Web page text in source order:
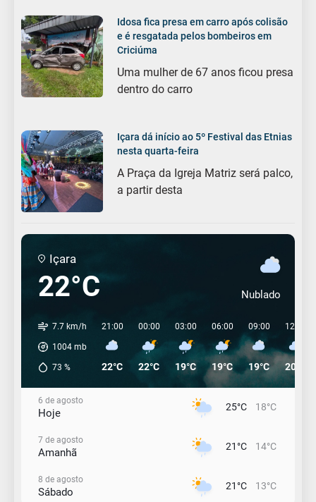
Idosa fica presa em carro após colisão
e é resgatada pelos bombeiros em
Criciúma
Uma mulher de 67 anos ficou presa
dentro do carro
Içara dá início ao 5º Festival das Etnias
nesta quarta-feira
A Praça da Igreja Matriz será palco,
a partir desta
Içara
22°C Nublado
7.7 km/h
1004 mb
73 %
21:00
22°C
00:00
22°C
03:00
19°C
06:00
19°C
09:00
19°C
12:00
20°C
6 de agosto
Hoje 25°C 18°C
7 de agosto
Amanhã 21°C 14°C
8 de agosto
Sábado 21°C 13°C